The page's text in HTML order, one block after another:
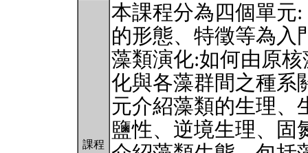
課程
本課程分為四個單元
的形態、特徵等為入
藻類演化:如何由原
化與各藻群間之種系
元介紹藻類的生理、
鹽性、逆境生理、固